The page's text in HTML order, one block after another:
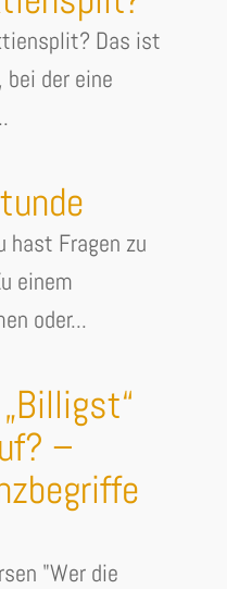
Das ist
der eine
hast Fragen zu
einem
oder...
–
"Wer die